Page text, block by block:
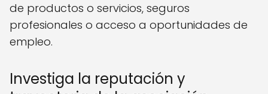
de productos o servicios, seguros
profesionales o acceso a oportunidades de
empleo.
Investiga la reputación y